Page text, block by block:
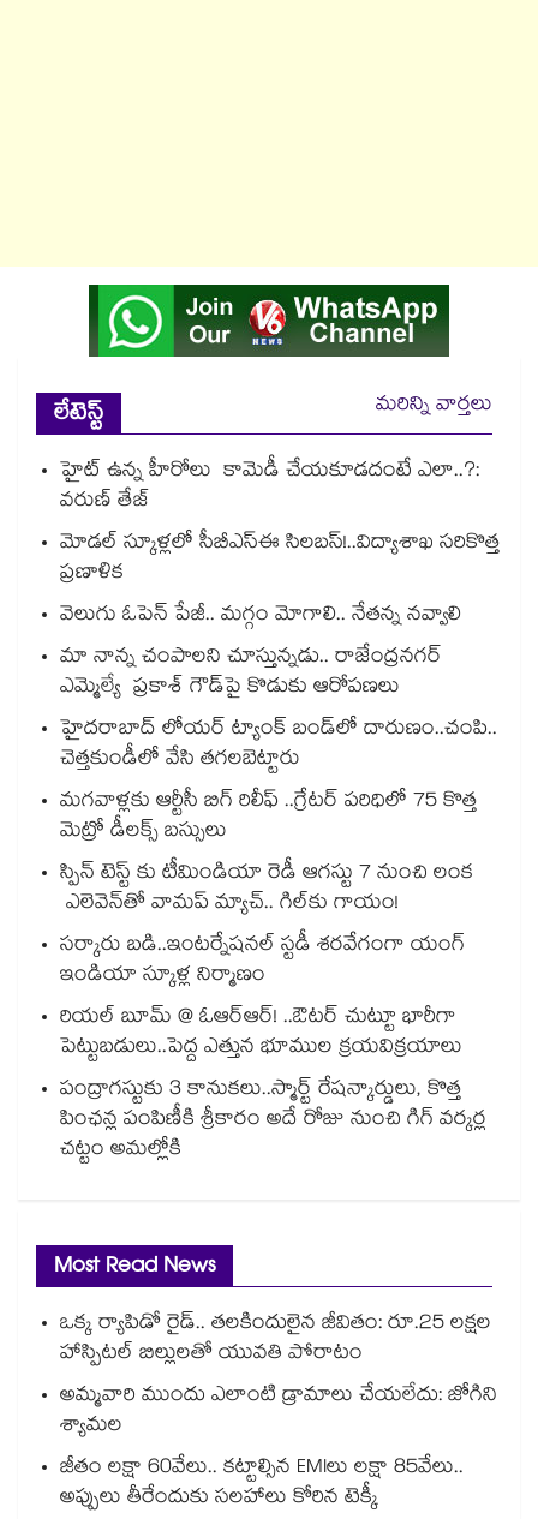
లేటెస్ట్
మరిన్ని వార్తలు
హైట్ ఉన్న హీరోలు కామెడీ చేయకూడదంటే ఎలా..?:
వరుణ్ తేజ్
మోడల్ స్కూళ్లలో సీబీఎస్ఈ సిలబస్!..విద్యాశాఖ సరికొత్త
ప్రణాళిక
వెలుగు ఓపెన్ పేజీ.. మగ్గం మోగాలి.. నేతన్న నవ్వాలి
మా నాన్న చంపాలని చూస్తున్నడు.. రాజేంద్రనగర్
ఎమ్మెల్యే ప్రకాశ్ గౌడ్‌‌పై కొడుకు ఆరోపణలు
హైదరాబాద్ లోయర్ ట్యాంక్ బండ్‌‌‌‌‌‌‌‌లో దారుణం..చంపి..
చెత్తకుండీలో వేసి తగలబెట్టారు
మగవాళ్లకు ఆర్టీసీ బిగ్ రిలీఫ్ ..గ్రేటర్ పరిధిలో 75 కొత్త
మెట్రో డీలక్స్ బస్సులు
స్పిన్‌‌‌‌ టెస్ట్‌‌ కు టీమిండియా రెడీ ఆగస్టు 7 నుంచి లంక
ఎలెవెన్‌‌తో వామప్‌‌ మ్యాచ్‌‌.. గిల్‌‌కు గాయం!
సర్కారు బడి..ఇంటర్నేషనల్ స్టడీ శరవేగంగా యంగ్
ఇండియా స్కూళ్ల నిర్మాణం
రియల్ బూమ్ @ ఓఆర్ఆర్! ..ఔటర్ చుట్టూ భారీగా
పెట్టుబడులు..పెద్ద ఎత్తున భూముల క్రయవిక్రయాలు
పంద్రాగస్టుకు 3 కానుకలు..స్మార్ట్ రేషన్కార్డులు, కొత్త
పింఛన్ల పంపిణీకి శ్రీకారం అదే రోజు నుంచి గిగ్ వర్కర్ల
చట్టం అమల్లోకి
Most Read News
ఒక్క ర్యాపిడో రైడ్.. తలకిందులైన జీవితం: రూ.25 లక్షల
హాస్పిటల్ బిల్లులతో యువతి పోరాటం
అమ్మవారి ముందు ఎలాంటి డ్రామాలు చేయలేదు: జోగిని
శ్యామల
జీతం లక్షా 60వేలు.. కట్టాల్సిన EMIలు లక్షా 85వేలు..
అప్పులు తీరేందుకు సలహాలు కోరిన టెక్కీ